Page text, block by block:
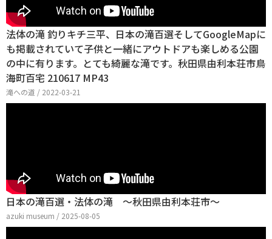
法体の滝 釣りキチ三平、日本の滝百選そしてGoogleMapに
も掲載されていて子供と一緒にアウトドアも楽しめる公園
の中に有ります。とても綺麗な滝です。秋田県由利本荘市鳥
海町百宅 210617 MP43
滝への道 / 2022-03-21
日本の滝百選・法体の滝 〜秋田県由利本荘市〜
azuki museum / 2025-08-05